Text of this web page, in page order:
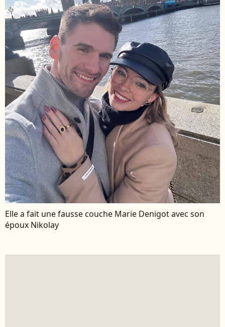
Elle a fait une fausse couche Marie Denigot avec son
époux Nikolay